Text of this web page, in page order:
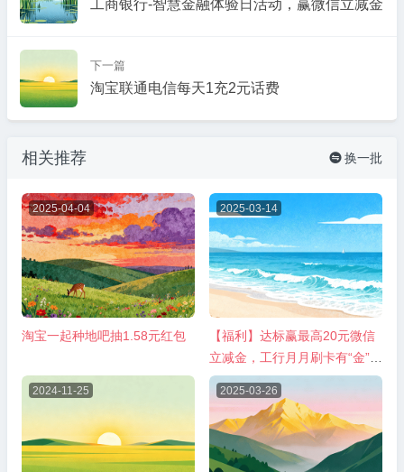
工商银行-智慧金融体验日活动，赢微信立减金
下一篇
淘宝联通电信每天1充2元话费
相关推荐  换一批
2025-04-04
淘宝一起种地吧抽1.58元红包
2025-03-14
【福利】达标赢最高20元微信
立减金，工行月月刷卡有“金”
喜！
2024-11-25 2025-03-26